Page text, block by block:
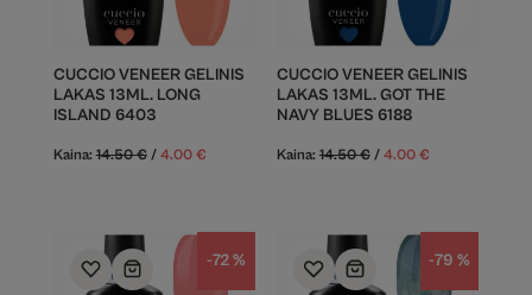
CUCCIO VENEER GELINIS
LAKAS 13ML. LONG
ISLAND 6403
Kaina: 14.50€ / 4.00 €
CUCCIO VENEER GELINIS
LAKAS 13ML. GOT THE
NAVY BLUES 6188
Kaina:14.50€ / 4.00 €
-72 % -79 %